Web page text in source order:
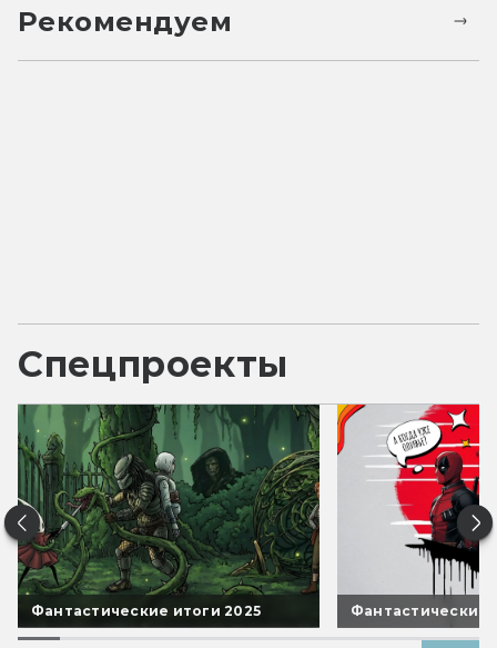
Рекомендуем
Спецпроекты
Фантастические итоги 2025 Фантастические